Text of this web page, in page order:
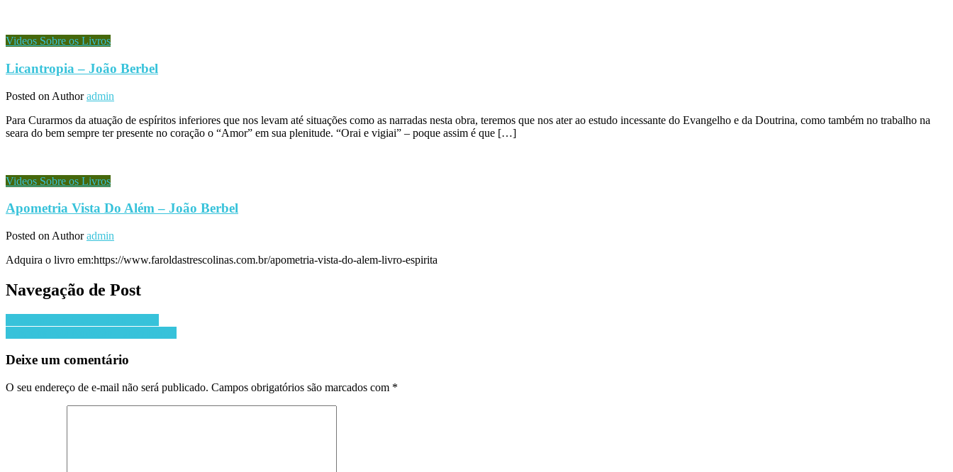
Videos Sobre os Livros
Licantropia – João Berbel
Posted on Author admin
Para Curarmos da atuação de espíritos inferiores que nos levam até situações como as narradas nesta obra, teremos que nos ater ao estudo incessante do Evangelho e da Doutrina, como também no trabalho na
seara do bem sempre ter presente no coração o “Amor” em sua plenitude. “Orai e vigiai” – poque assim é que […]
Videos Sobre os Livros
Apometria Vista Do Além – João Berbel
Posted on Author admin
Adquira o livro em:https://www.faroldastrescolinas.com.br/apometria-vista-do-alem-livro-espirita
Navegação de Post
Deixe um comentário
O seu endereço de e-mail não será publicado. Campos obrigatórios são marcados com *